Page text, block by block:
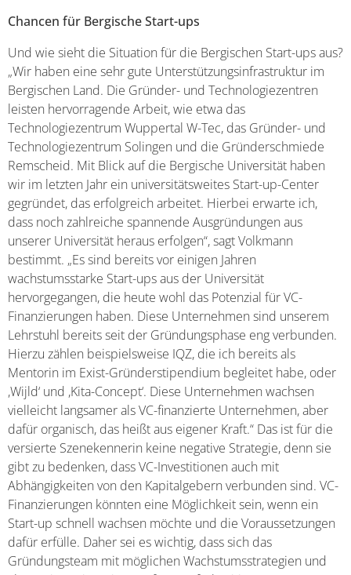
Chancen für Bergische Start-ups
Und wie sieht die Situation für die Bergischen Start-ups aus?
„Wir haben eine sehr gute Unterstützungsinfrastruktur im
Bergischen Land. Die Gründer- und Technologiezentren
leisten hervorragende Arbeit, wie etwa das
Technologiezentrum Wuppertal W-Tec, das Gründer- und
Technologiezentrum Solingen und die Gründerschmiede
Remscheid. Mit Blick auf die Bergische Universität haben
wir im letzten Jahr ein universitätsweites Start-up-Center
gegründet, das erfolgreich arbeitet. Hierbei erwarte ich,
dass noch zahlreiche spannende Ausgründungen aus
unserer Universität heraus erfolgen“, sagt Volkmann
bestimmt. „Es sind bereits vor einigen Jahren
wachstumsstarke Start-ups aus der Universität
hervorgegangen, die heute wohl das Potenzial für VC-
Finanzierungen haben. Diese Unternehmen sind unserem
Lehrstuhl bereits seit der Gründungsphase eng verbunden.
Hierzu zählen beispielsweise IQZ, die ich bereits als
Mentorin im Exist-Gründerstipendium begleitet habe, oder
,Wijld‘ und ,Kita-Concept‘. Diese Unternehmen wachsen
vielleicht langsamer als VC-finanzierte Unternehmen, aber
dafür organisch, das heißt aus eigener Kraft.“ Das ist für die
versierte Szenekennerin keine negative Strategie, denn sie
gibt zu bedenken, dass VC-Investitionen auch mit
Abhängigkeiten von den Kapitalgebern verbunden sind. VC-
Finanzierungen könnten eine Möglichkeit sein, wenn ein
Start-up schnell wachsen möchte und die Voraussetzungen
dafür erfülle. Daher sei es wichtig, dass sich das
Gründungsteam mit möglichen Wachstumsstrategien und